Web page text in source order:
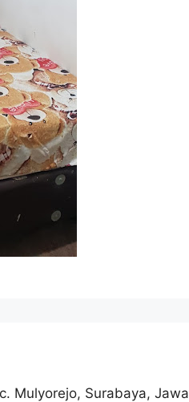
Mulyorejo, Surabaya, Jawa